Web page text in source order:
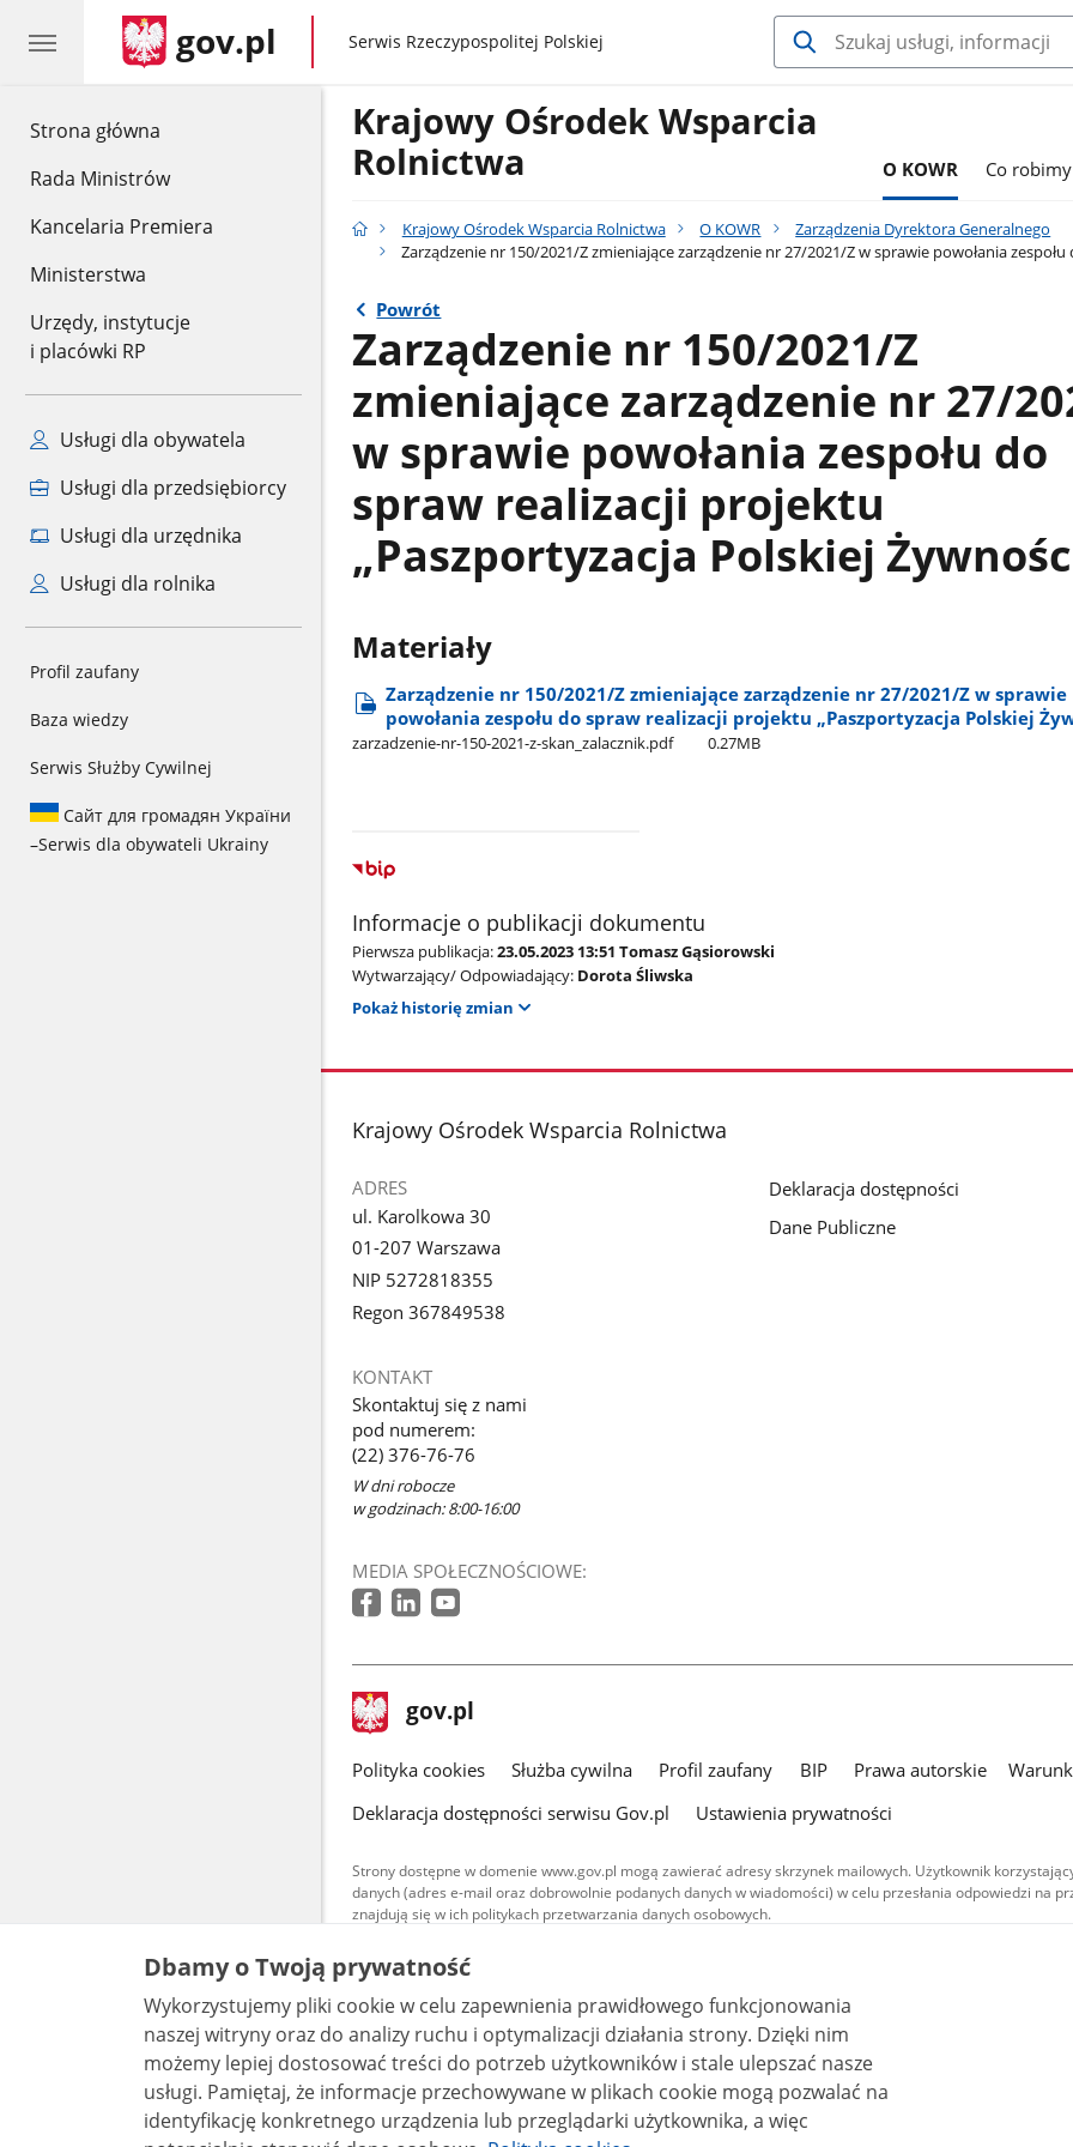
Strona główna
Rada Ministrów
Kancelaria Premiera
Ministerstwa
Urzędy, instytucje
i placówki RP
Usługi dla obywatela
Usługi dla przedsiębiorcy
Usługi dla urzędnika
Usługi dla rolnika
Profil zaufany
Baza wiedzy
Serwis Służby Cywilnej
Сайт для громадян України
–Serwis dla obywateli Ukrainy
gov.pl gov.pl
Serwis Rzeczypospolitej Polskiej
Krajowy Ośrodek Wsparcia
Rolnictwa
O KOWR Co robimy
Krajowy Ośrodek Wsparcia Rolnictwa O KOWR
Zarządzenia Dyrektora Generalnego
Zarządzenie nr 150/2021/Z zmieniające zarządzenie nr 27/2021/Z w sprawie powołania
Powrót
Zarządzenie nr 150/2021/Z
zmieniające zarządzenie nr 27/
w sprawie powołania zespołu do
spraw realizacji projektu
„Paszportyzacja Polskiej
Materiały
Zarządzenie nr 150/2021/Z zmieniające zarządzenie nr 27/2021/Z w sprawie
powołania zespołu do spraw realizacji projektu „Paszportyzacja Polskiej
zarzadzenie-nr-150-2021-z-skan​_zalacznik.pdf 0.27MB
Informacje o publikacji dokumentu
Pierwsza publikacja:23.05.2023 13:51 Tomasz Gąsiorowski
Wytwarzający/ Odpowiadający: Dorota Śliwska
Pokaż historię zmian
stopka
Krajowy Ośrodek Wsparcia Rolnictwa
ADRES
ul. Karolkowa 30
01-207 Warszawa
NIP 5272818355
Regon 367849538
KONTAKT
Skontaktuj się z nami
pod numerem:
(22) 376-76-76
W dni robocze
w godzinach: 8:00-16:00
MEDIA SPOŁECZNOŚCIOWE:
Deklaracja dostępności
Dane Publiczne
stopka
gov.pl Strona
gov.pl
gov.pl
Polityka cookies Służba cywilna Profil zaufany BIP Prawa autorskie
Deklaracja dostępności serwisu Gov.pl
Ustawienia prywatności
Strony dostępne w domenie www.gov.pl mogą zawierać adresy skrzynek mailowych. Użytkownik
danych (adres e-mail oraz dobrowolnie podanych danych w wiadomości) w celu przesłania odpowiedzi na
znajdują się w ich politykach przetwarzania danych osobowych.
Treści tekstowe publikowane w serwisie (z wyłączeniem treści audiowizualnych), są
udostępniane na licencji typu Creative Commons: uznanie autorstwa - na tych samych
warunkach 4.0 (CC BY-SA 4.0). Materiały audiowizualne, w tym zdjęcia, materiały audio i wideo,
są udostępniane na licencji typu Creative Commons: uznanie autorstwa użycie niekomercyjne -
bez utworów zależnych 4.0 (CC BY-NC-ND 4.0), o ile nie jest to stwierdzone inaczej.
Dbamy o Twoją prywatność
Wykorzystujemy pliki cookie w celu zapewnienia prawidłowego funkcjonowania
naszej witryny oraz do analizy ruchu i optymalizacji działania strony. Dzięki nim
możemy lepiej dostosować treści do potrzeb użytkowników i stale ulepszać nasze
usługi. Pamiętaj, że informacje przechowywane w plikach cookie mogą pozwalać na
identyfikację konkretnego urządzenia lub przeglądarki użytkownika, a więc